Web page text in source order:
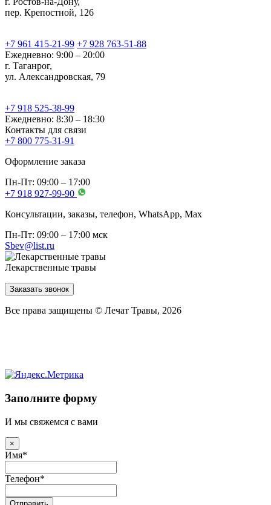
пер. Крепостной, 126
+7 961 415-21-99 +7 928 763-51-88
Ежедневно: 9:00 – 20:00
г. Таганрог,
ул. Александровская, 79
+7 918 525-38-99
Ежедневно: 8:30 – 18:30
Контакты для связи
+7 800 775-31-91
Оформление заказа
Пн-Пт: 09:00 – 17:00
+7 918 927-99-90
Консультации, заказы, телефон, WhatsApp, Мах
Пн-Пт: 09:00 – 17:00 мск
Sbev@list.ru
Лекарственные травы
Заказать звонок
Все права защищены © Лечат Травы, 2026
Заполните форму
И мы свяжемся с вами
×
Имя*
Телефон*